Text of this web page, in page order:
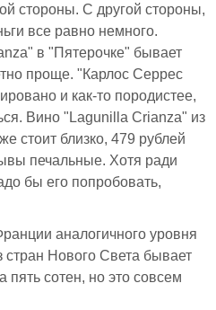
стороны. С другой стороны,
все равно немного.
в "Пятерочке" бывает
проще. "Карлос Серрес
и как-то породистее,
Вино "Lagunilla Crianza" из
стоит близко, 479 рублей
печальные. Хотя ради
бы его попробовать,
аналогичного уровня
стран Нового Света бывает
пять сотен, но это совсем